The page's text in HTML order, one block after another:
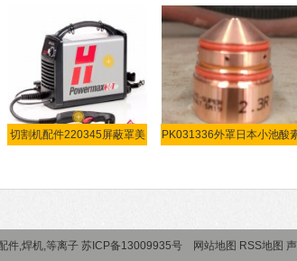
酸
切割机配件220345屏蔽罩美
PK031336外罩日本小池酸
件,焊机,等离子 苏ICP备13009935号 网站地图 RSS地图